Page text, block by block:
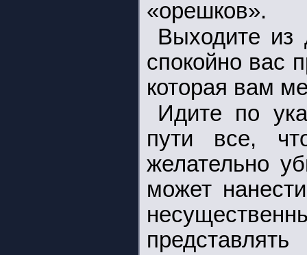
«орешков».
Выходите из
спокойно вас
которая вам
Идите по
пути все,
желательно
может